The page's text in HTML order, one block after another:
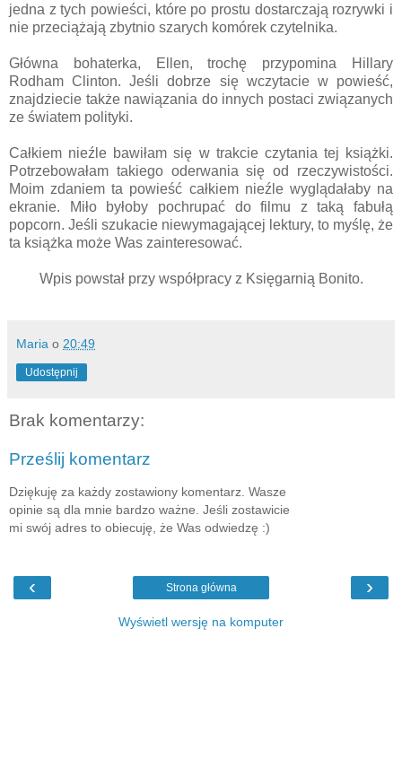
jedna z tych powieści, które po prostu dostarczają rozrywki i
nie przeciążają zbytnio szarych komórek czytelnika.
Główna bohaterka, Ellen, trochę przypomina Hillary
Rodham Clinton. Jeśli dobrze się wczytacie w powieść,
znajdziecie także nawiązania do innych postaci związanych
ze światem polityki.
Całkiem nieźle bawiłam się w trakcie czytania tej książki.
Potrzebowałam takiego oderwania się od rzeczywistości.
Moim zdaniem ta powieść całkiem nieźle wyglądałaby na
ekranie. Miło byłoby pochrupać do filmu z taką fabułą
popcorn. Jeśli szukacie niewymagającej lektury, to myślę, że
ta książka może Was zainteresować.
Wpis powstał przy współpracy z Księgarnią Bonito.
Maria o 20:49
Udostępnij
Brak komentarzy:
Prześlij komentarz
Dziękuję za każdy zostawiony komentarz. Wasze
opinie są dla mnie bardzo ważne. Jeśli zostawicie
mi swój adres to obiecuję, że Was odwiedzę :)
‹ ›
Strona główna
Wyświetl wersję na komputer